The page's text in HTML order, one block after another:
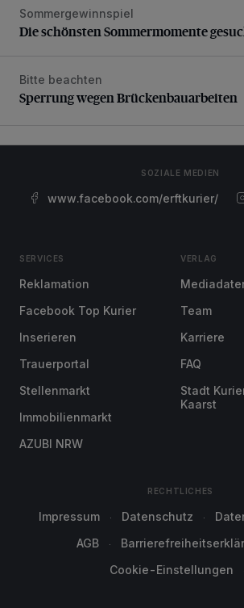
Die schönsten Sommermomente
Sommergewinnspiel
Die schönsten Sommermomente
Sperrung wegen Brückenbauarbeiten
Bitte beachten
Sperrung wegen Brückenbauarbeiten
SOZIALE MEDIEN
www.facebook.com/erftkurier/
SERVICES
Reklamation
Facebook Top Kurier
Inserieren
Trauerportal
Stellenmarkt
Immobilienmarkt
AZUBI NRW
VERLAG
Team
Karriere
FAQ
Stadt
Kaarst
RECHTLICHES
Impressum Datenschutz
AGB
Cookie-Einstellungen